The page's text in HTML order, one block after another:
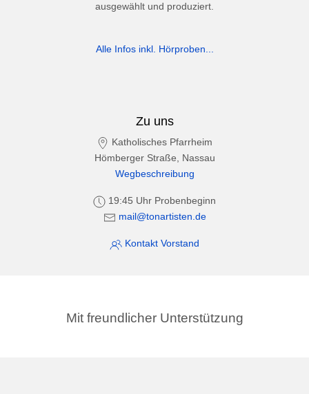
ausgewählt und produziert.
Alle Infos inkl. Hörproben...
Zu uns
Katholisches Pfarrheim
Hömberger Straße, Nassau
Wegbeschreibung
19:45 Uhr Probenbeginn
mail@tonartisten.de
Kontakt Vorstand
Mit freundlicher Unterstützung